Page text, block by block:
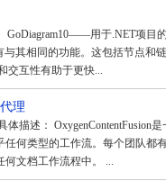
GoDiagram10——用于.NET项目
与其相同的功能。这包括节点和
交互性有助于更快...
理
体描述：
何类型的工作流。每个团队都
文档工作流程中。 ...